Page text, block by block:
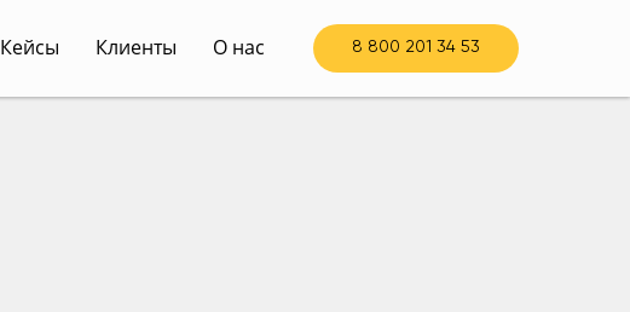
Кейсы Клиенты О нас 8 800 201 34 53